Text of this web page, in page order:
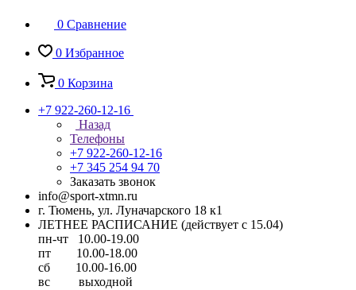
0 Сравнение
0 Избранное
0 Корзина
+7 922-260-12-16
Назад
Телефоны
+7 922-260-12-16
+7 345 254 94 70
Заказать звонок
info@sport-xtmn.ru
г. Тюмень, ул. Луначарского 18 к1
ЛЕТНЕЕ РАСПИСАНИЕ (действует с 15.04)
пн-чт 10.00-19.00
пт 10.00-18.00
сб 10.00-16.00
вс выходной